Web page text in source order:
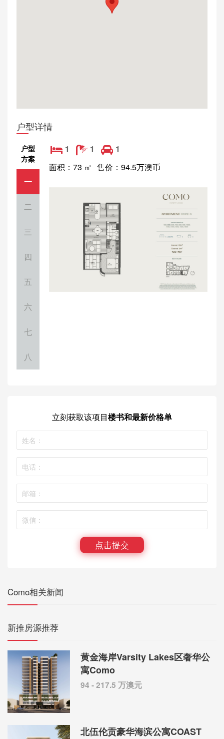
户型详情
户型
方案
一
二
三
四
五
六
七
八
十一
1 1
1
面积：73 ㎡ 售价：94.5万澳币
立刻获取该项目楼书和最新价格单
点击提交
Como相关新闻
新推房源推荐
黄金海岸Varsity Lakes区奢华公
寓Como
94 - 217.5 万澳元
北伍伦贡豪华海滨公寓COAST